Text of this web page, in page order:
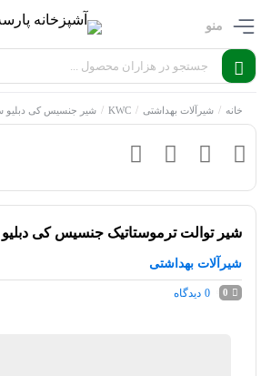
منو
خانه / شیرآلات بهداشتی /
KWC
/ شیر جنسیس کی دبلیو
شیر توالت ترموستاتیک جنسیس کی
شیرآلات بهداشتی
0
0 دیدگاه